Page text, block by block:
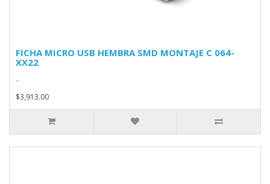
FICHA MICRO USB HEMBRA SMD MONTAJE C 064-
XX22
..
$3,913.00